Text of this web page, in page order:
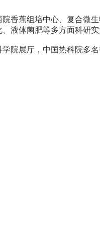
蕉组培中心、复合微
液体菌肥等多方面科研实
展厅，中国热科院多